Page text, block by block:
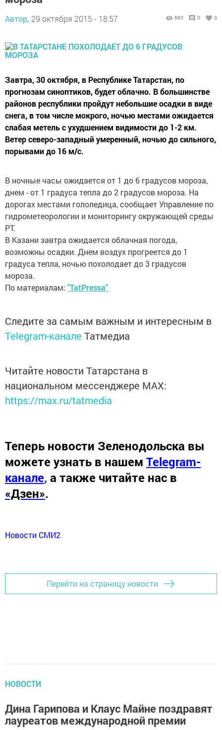
Автор, 29 октября 2015 - 18:57 683 0 0
Завтра, 30 октября, в Республике Татарстан, по
прогнозам синоптиков, будет облачно. В большинстве
районов республики пройдут небольшие осадки в виде
снега, в том числе мокрого, ночью местами ожидается
слабая метель с ухудшением видимости до 1-2 км.
Ветер северо-западный умеренный, ночью до сильного,
порывами до 16 м/с.
В ночные часы ожидается от 1 до 6 градусов мороза,
днем - от 1 градуса тепла до 2 градусов мороза. На
дорогах местами гололедица, сообщает Управление по
гидрометеорологии и мониторингу окружающей среды
РТ.
В Казани завтра ожидается облачная погода,
возможны осадки. Днем воздух прогреется до 1
градуса тепла, ночью похолодает до 3 градусов
мороза.
По материалам: "TatPressa"
Следите за самым важным и интересным в
Telegram-канале Татмедиа
Читайте новости Татарстана в
национальном мессенджере MАХ:
https://max.ru/tatmedia
Теперь новости Зеленодольска вы
можете узнать в нашем Telegram-
канале, а также читайте нас в
«Дзен».
Новости СМИ2
Перейти на страницу новости
НОВОСТИ
Дина Гарипова и Клаус Майне поздравят
лауреатов международной премии